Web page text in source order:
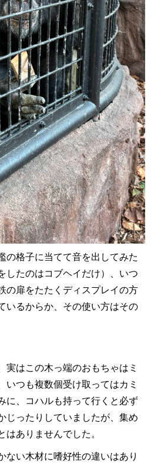
の格子に当てて音を出してみた
したのはコブヘイだけ）、いつ
の扉をたたくディスプレイの方
いるからか、その使い方はその
実はこの木っ端のおもちゃはミ
いつも複数個受け取ってはカミ
に、コハルも持って行くと必ず
じったりしていましたが、集め
ありませんでした。
ない木材に嗜好性の違いはあり